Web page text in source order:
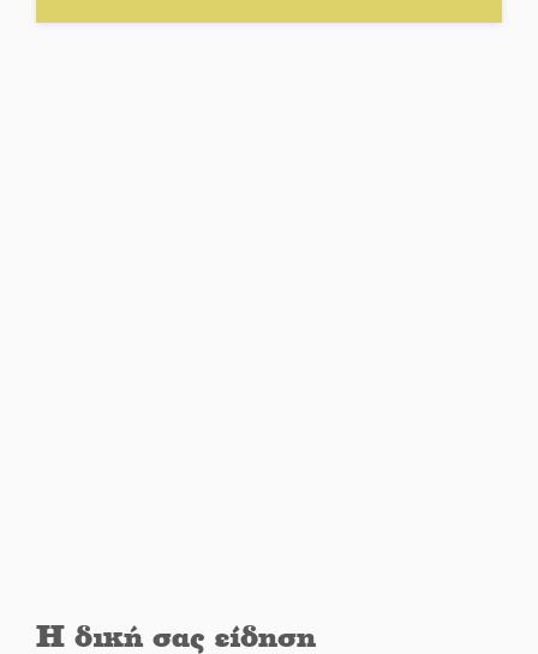
Εκδηλώσεις του ΚΚΕ Λακωνίας
Δάκος: Νέα «όπλα» στην
Η δική σας είδηση